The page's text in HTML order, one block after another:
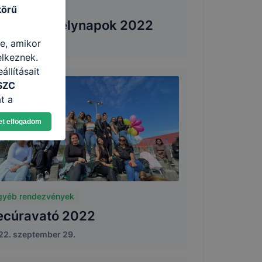
nap
műhelynapok 2022
október 27.
rendezvények
2022
szeptember 29.
amikor
a
hogyan
Önnek
A
kat, de
k
által
elfogadom